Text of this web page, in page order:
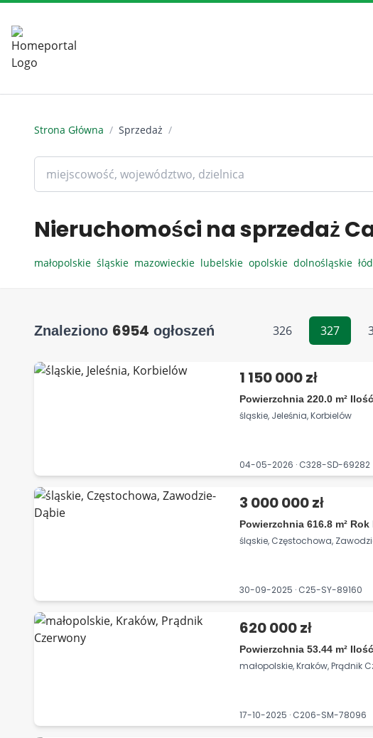
Strona Główna / Sprzedaż /
Nieruchomości na sprzedaż
małopolskie śląskie mazowieckie lubelskie opolskie dolnośląskie
Znaleziono 6954 ogłoszeń 326 327
1 150 000 zł
Powierzchnia 220.0 m²
śląskie, Jeleśnia, Korbielów
04-05-2026 · C328-SD-69282
3 000 000 zł
Powierzchnia 616.8 m²
śląskie, Częstochowa,
30-09-2025 · C25-SY-89160
620 000 zł
Powierzchnia 53.44 m²
małopolskie, Kraków, Prądnik
17-10-2025 · C206-SM-78096